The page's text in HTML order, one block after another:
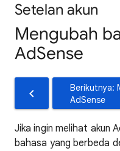
Setelan akun
Mengubah
AdSense
Berikutnya:
AdSense
Jika ingin melihat akun
bahasa yang berbeda